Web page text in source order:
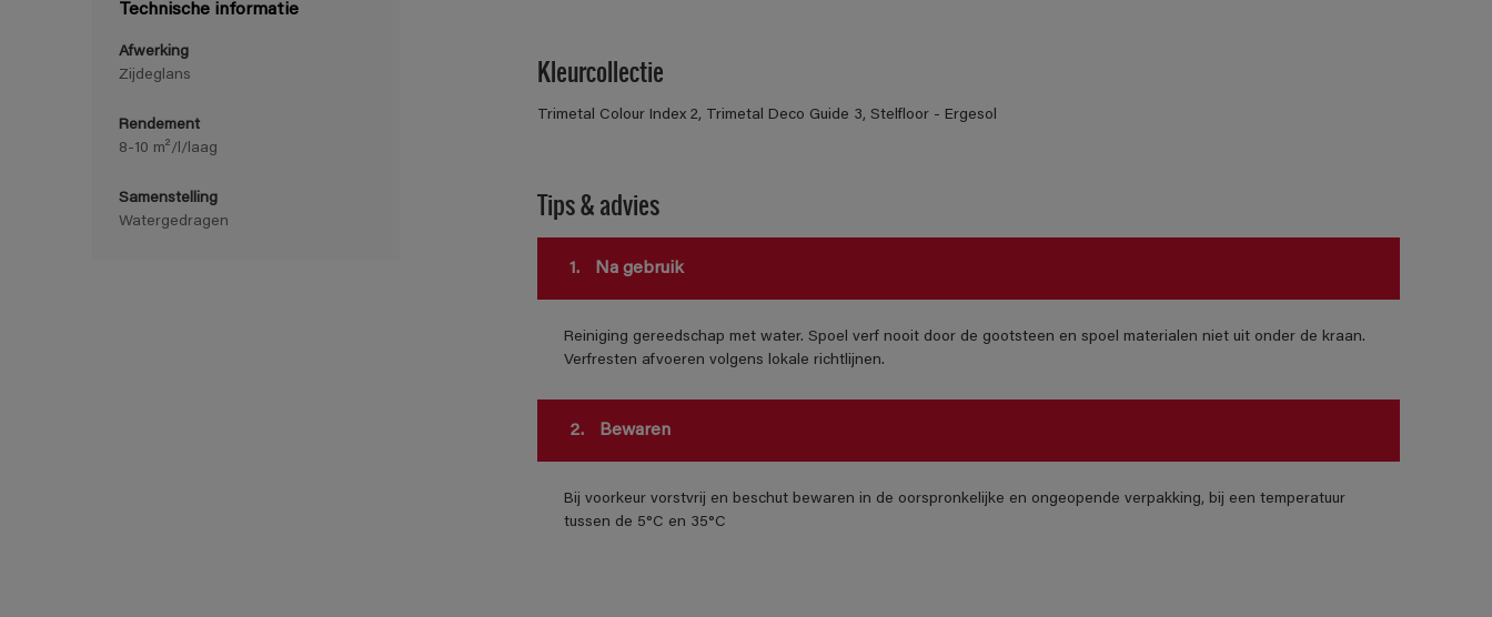
Technische informatie
Afwerking
Zijdeglans
Rendement
8-10 m²/l/laag
Samenstelling
Watergedragen
Kleurcollectie
Trimetal Colour Index 2, Trimetal Deco Guide 3, Stelfloor - Ergesol
Tips & advies
1. Na gebruik
Reiniging gereedschap met water. Spoel verf nooit door de gootsteen en spoel materialen niet uit onder de kraan.
Verfresten afvoeren volgens lokale richtlijnen.
2. Bewaren
Bij voorkeur vorstvrij en beschut bewaren in de oorspronkelijke en ongeopende verpakking, bij een temperatuur
tussen de 5°C en 35°C